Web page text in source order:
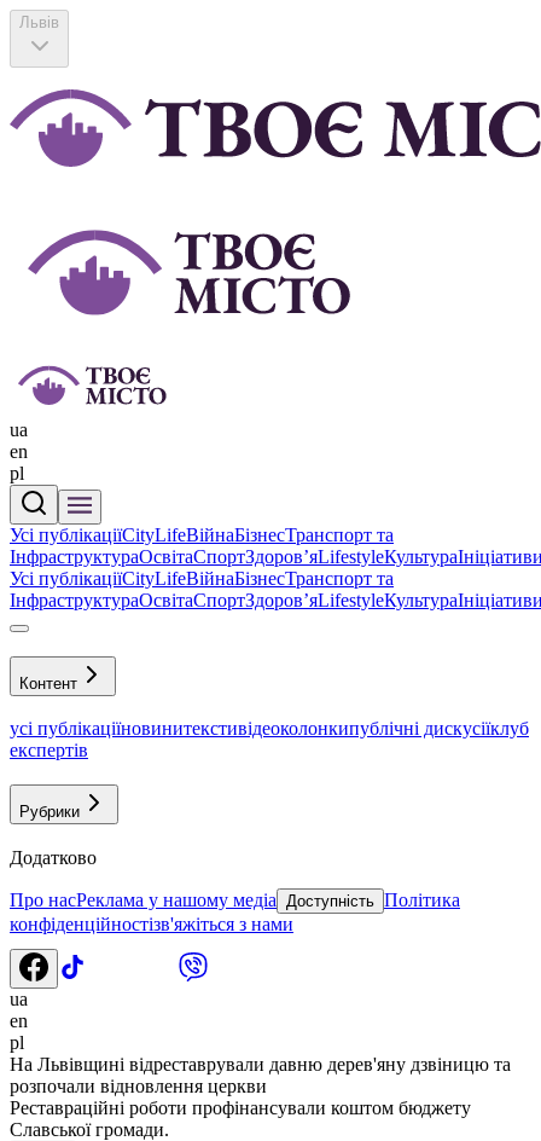
Львів
ua
en
pl
Усі публікаціїCityLifeВійнаБізнесТранспорт та
ІнфраструктураОсвітаСпортЗдоровʼяLifestyleКультура
Усі публікаціїCityLifeВійнаБізнесТранспорт та
ІнфраструктураОсвітаСпортЗдоровʼяLifestyleКультура
Контент
усі публікаціїновинитекстивідеоколонкипублічні дискусіїклуб
експертів
Рубрики
Додатково
Про насРеклама у нашому медіа Доступність Політика
конфіденційностізв'яжіться з нами
ua
en
pl
На Львівщині відреставрували давню дерев'яну дзвіницю та
розпочали відновлення церкви
Реставраційні роботи профінансували коштом бюджету
Славської громади.